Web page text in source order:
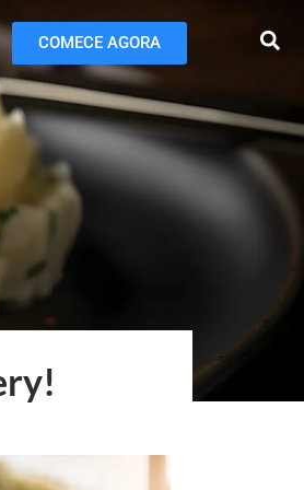
COMECE AGORA